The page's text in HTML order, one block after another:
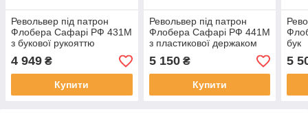
Револьвер під патрон
Флобера Сафарі РФ 431М
з букової рукояттю
4 949 ₴
Купити
Револьвер під патрон
Флобера Сафарі РФ 441М
з пластикової держаком
5 150₴
Купити
бук
5